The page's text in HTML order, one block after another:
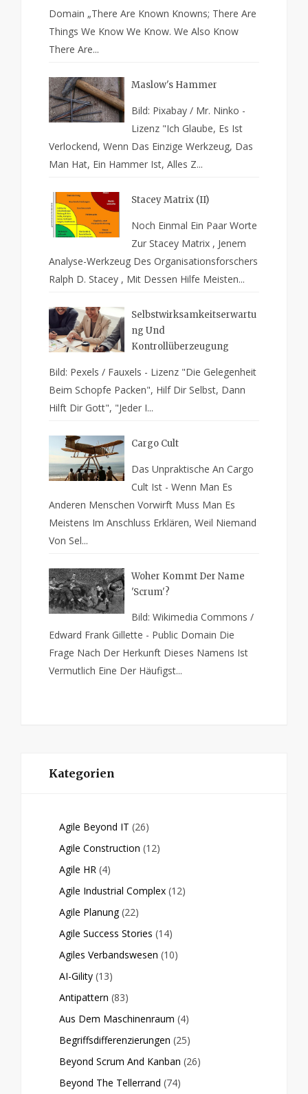
Domain „There Are Known Knowns; There Are
Things We Know We Know. We Also Know
There Are...
Maslow's Hammer
Bild: Pixabay / Mr. Ninko -
Lizenz "Ich Glaube, Es Ist
Verlockend, Wenn Das Einzige Werkzeug, Das
Man Hat, Ein Hammer Ist, Alles Z...
Stacey Matrix (II)
Noch Einmal Ein Paar Worte
Zur Stacey Matrix , Jenem
Analyse-Werkzeug Des Organisationsforschers
Ralph D. Stacey , Mit Dessen Hilfe Meisten...
Selbstwirksamkeitserwartu
Ng Und
Kontrollüberzeugung
Bild: Pexels / Fauxels - Lizenz "Die Gelegenheit
Beim Schopfe Packen", Hilf Dir Selbst, Dann
Hilft Dir Gott", "Jeder I...
Cargo Cult
Das Unpraktische An Cargo
Cult Ist - Wenn Man Es
Anderen Menschen Vorwirft Muss Man Es
Meistens Im Anschluss Erklären, Weil Niemand
Von Sel...
Woher Kommt Der Name
'Scrum'?
Bild: Wikimedia Commons /
Edward Frank Gillette - Public Domain Die
Frage Nach Der Herkunft Dieses Namens Ist
Vermutlich Eine Der Häufigst...
Kategorien
Agile Beyond IT (26)
Agile Construction (12)
Agile HR (4)
Agile Industrial Complex (12)
Agile Planung (22)
Agile Success Stories (14)
Agiles Verbandswesen (10)
AI-Gility (13)
Antipattern (83)
Aus Dem Maschinenraum (4)
Begriffsdifferenzierungen (25)
Beyond Scrum And Kanban (26)
Beyond The Tellerrand (74)